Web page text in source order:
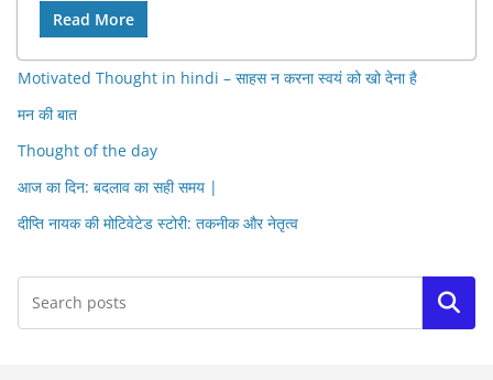
Read More
Motivated Thought in hindi – साहस न करना स्वयं को खो देना है
मन की बात
Thought of the day
आज का दिन: बदलाव का सही समय |
दीप्ति नायक की मोटिवेटेड स्टोरी: तकनीक और नेतृत्व
Search